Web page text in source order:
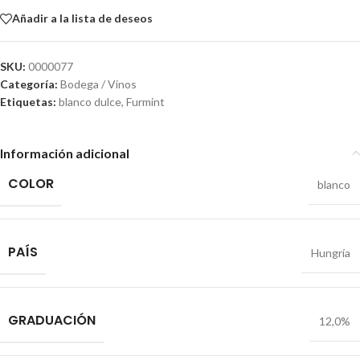
Añadir a la lista de deseos
SKU: 0000077
Categoría: Bodega / Vinos
Etiquetas: blanco dulce, Furmint
Información adicional
COLOR blanco
PAÍS Hungría
GRADUACIÓN 12,0%